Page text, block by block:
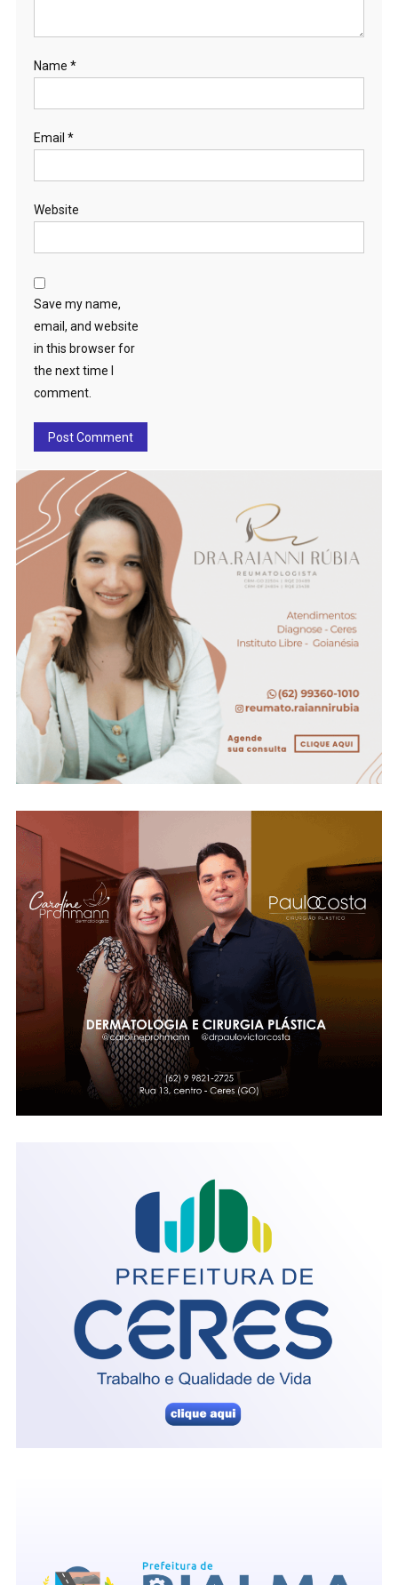
Name *
Email *
Website
Save my name,
email, and website
in this browser for
the next time I
comment.